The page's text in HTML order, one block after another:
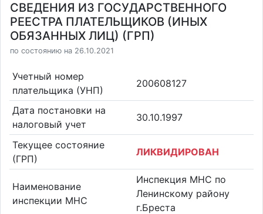
СВЕДЕНИЯ ИЗ ГОСУДАРСТВЕННОГО
РЕЕСТРА ПЛАТЕЛЬЩИКОВ (ИНЫХ
ОБЯЗАННЫХ ЛИЦ) (ГРП)
по состоянию на 26.10.2021
Учетный номер
плательщика (УНП)
200608127
Дата постановки на
налоговый учет
30.10.1997
Текущее состояние
(ГРП)
ЛИКВИДИРОВАН
Наименование
инспекции МНС
Инспекция МНС по
Ленинскому району
г.Бреста